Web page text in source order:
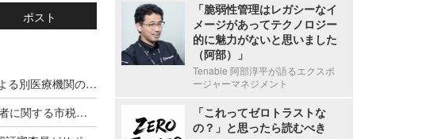
ポスト
宇都宮病院職員の患者情報利用による別医療機関のダイレクトメール郵送、調査の結果 直接的金銭的利益の受領が無いことを確認
停職1ヶ月 ～ 市職員が飲食店関係者に関する市税等の情報を口外
「脆弱性管理はレガシーなイ
メージがあってテクノロジー
的に魅力がないと思いました
（阿部）」
Tenable 阿部淳平が語るエクスポ
ージャーマネジメント
「これってゼロトラストな
の？」と思ったら読むべき